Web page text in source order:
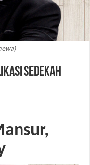
Sedekah